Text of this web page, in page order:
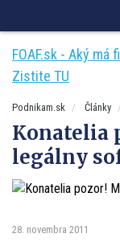
FOAF.sk - Aký má
Zistite TU
Podnikam.sk Články
Konatelia
legálny
28. novembra 2011